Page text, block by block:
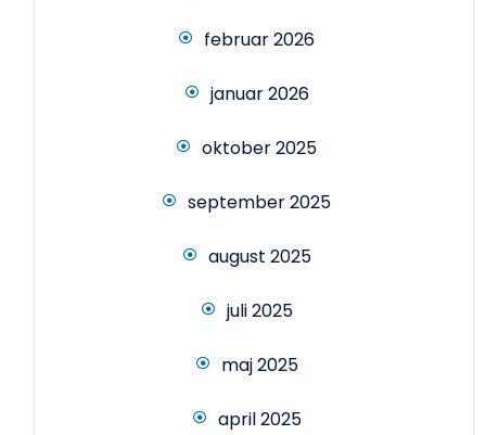
februar 2026
januar 2026
oktober 2025
september 2025
august 2025
juli 2025
maj 2025
april 2025